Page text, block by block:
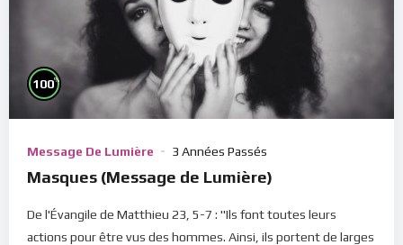
100%
Message De Lumière 3 Années Passés
Masques (Message de Lumière)
De l'Évangile de Matthieu 23, 5-7 : "Ils font toutes leurs
actions pour être vus des hommes. Ainsi, ils portent de larges